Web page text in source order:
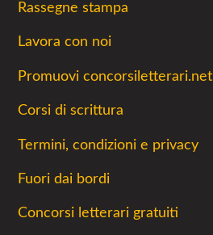
Rassegne stampa
Lavora con noi
Promuovi concorsiletterari.net
Corsi di scrittura
Termini, condizioni e privacy
Fuori dai bordi
Concorsi letterari gratuiti